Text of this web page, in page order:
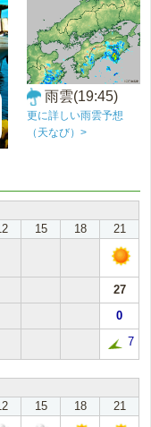
雨雲(19:45)
更に詳しい雨雲予想
（天なび）>
15 18 21
27
0
7
15 18 21